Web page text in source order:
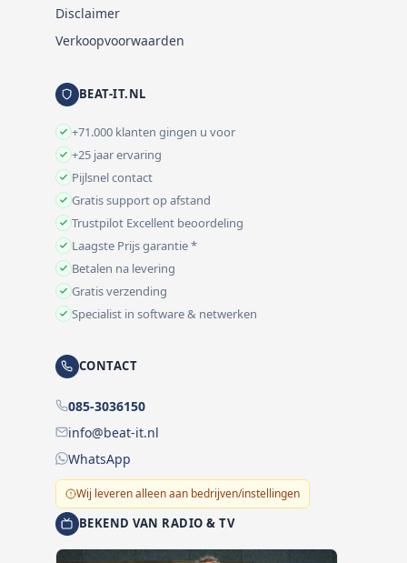
Disclaimer
Verkoopvoorwaarden
BEAT-IT.NL
+71.000 klanten gingen u voor
+25 jaar ervaring
Pijlsnel contact
Gratis support op afstand
Trustpilot Excellent beoordeling
Laagste Prijs garantie *
Betalen na levering
Gratis verzending
Specialist in software & netwerken
CONTACT
085-3036150
info@beat-it.nl
WhatsApp
Wij leveren alleen aan bedrijven/instellingen
BEKEND VAN RADIO & TV